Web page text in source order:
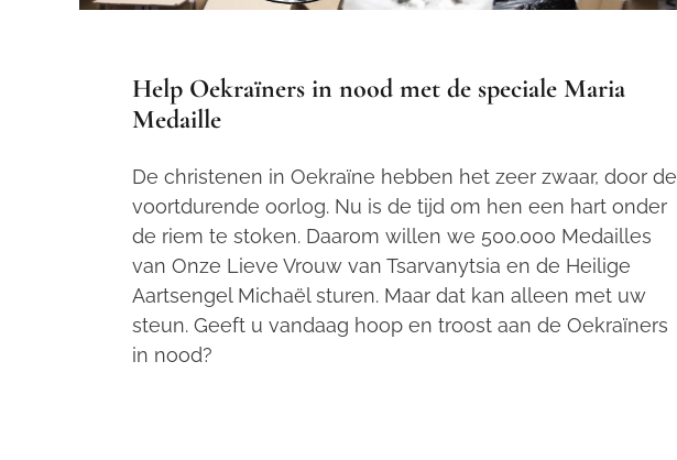
Help Oekraïners in nood met de speciale Maria
Medaille
De christenen in Oekraïne hebben het zeer zwaar, door de
voortdurende oorlog. Nu is de tijd om hen een hart onder
de riem te stoken. Daarom willen we 500.000 Medailles
van Onze Lieve Vrouw van Tsarvanytsia en de Heilige
Aartsengel Michaël sturen. Maar dat kan alleen met uw
steun. Geeft u vandaag hoop en troost aan de Oekraïners
in nood?